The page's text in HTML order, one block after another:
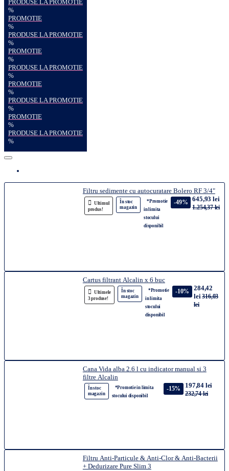
PRODUSE LA PROMOTIE
%
PROMOTIE
%
PRODUSE LA PROMOTIE
%
PROMOTIE
%
PRODUSE LA PROMOTIE
%
PROMOTIE
%
PRODUSE LA PROMOTIE
%
PROMOTIE
%
PRODUSE LA PROMOTIE
%
Filtru sedimente cu autocuratare Bolero RF 3/4"
Ultimul
produs!
În stoc
magazin
*Promotie
in limita
stocului
disponibil
-49% 645,93 lei
1.254,37 lei
Cartus filtrant Alcalin x 6 buc
Ultimele
3 produse!
În stoc
magazin
*Promotie
in limita
stocului
disponibil
-10%
284,42
lei 316,03
lei
Cana Vida alba 2.6 l cu indicator manual si 3
filtre Alcalin
În stoc
magazin
*Promotie in limita
stocului disponibil
-15% 197,84 lei
232,74 lei
Filtru Anti-Particule & Anti-Clor & Anti-Bacterii
+ Dedurizare Pure Slim 3